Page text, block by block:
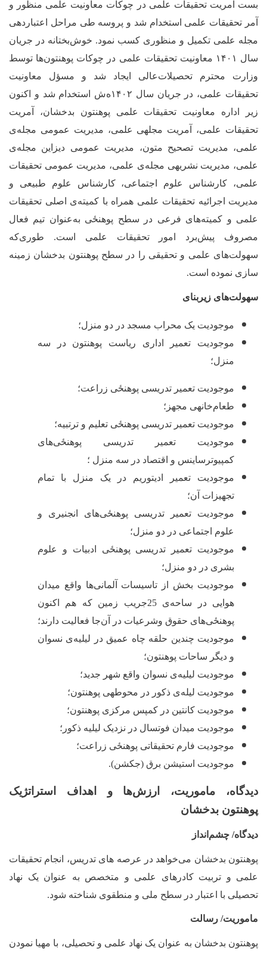
بست آمریت تحقیقات علمی در چوکات معاونیت علمی منظور و
آمر تحقیقات علمی استخدام شد و پروسه طی مراحل اعتباردهی
مجله علمی تکمیل و منظوری کسب نمود. خوش‌بختانه در جریان
سال ۱۴۰۱ معاونیت تحقیقات علمی در چوکات پوهنتون‌ها توسط
وزارت محترم تحصیلات‌عالی ایجاد شد و مسؤل معاونیت
تحقیقات علمی، در جریان سال ۱۴۰۲ه‌ش استخدام شد و اکنون
زیر اداره معاونیت تحقیقات علمی پوهنتون بدخشان، آمریت
تحقیقات علمی، آمریت مجله‏ی علمی، مدیریت عمومی مجلهی
علمی، مدیریت تصحیح متون، مدیریت عمومی دیزاین مجلهی
علمی، مدیریت نشریه‏ی مجلهی علمی، مدیریت عمومی تحقیقات
علمی، کارشناس علوم اجتماعی، کارشناس علوم طبیعی و
مدیریت اجرائیه تحقیقات علمی همراه با کمیته‌‌ی اصلی تحقیقات
علمی و کمیته‌های فرعی در سطح ‌پوهنځی به‌عنوان تیم فعال
مصروف پیشبرد امور تحقیقات علمی است. طوری‌که
سهولت‌های علمی و تحقیقی را در سطح پوهنتون بدخشان زمینه
سازی نموده است.
سهولتهای زیربنای
موجودیت یک محراب مسجد در دو منزل؛
موجودیت تعمیر اداری ریاست پوهنتون در سه
منزل؛
موجودیت تعمیر تدریسی ‌پوهنځی زراعت؛
طعامخانه‏ی مجهز؛
موجودیت تعمیر تدریسی ‌پوهنځی تعلیم و ترتبیه؛
موجودیت تعمیر تدریسی ‌پوهنځی‌های
کمپیوترساینس و اقتصاد در سه منزل ؛
موجودیت تعمیر ادیتوریم در یک منزل با تمام
تجهیزات آن؛
موجودیت تعمیر تدریسی ‌پوهنځی‌های انجنیری و
علوم اجتماعی در دو منزل؛
موجودیت تعمیر تدریسی ‌پوهنځی ادبیات و علوم
بشری در دو منزل؛
موجودیت بخش از تاسیسات آلمانی‌ها واقع میدان
هوایی در ساحه
ی 25جریب زمین که هم اکنون
‌پوهنځی‌های حقوق وشرعیات در آن‌جا فعالیت دارند؛
موجودیت چندین حلقه چاه عمیق در لیلیه‌ی نسوان
و دیگر ساحات پوهنتون؛
موجودیت لیلیه‌ی نسوان واقع شهر جدید؛
موجودیت لیلهی ذکور در محوطه‏ی پوهنتون؛
موجودیت کانتین در کمپس مرکزی پوهنتون؛
موجودیت میدان فوتسال در نزدیک لیلیه ذکور؛
موجودیت فارم تحقیقاتی ‌پوهنځی زراعت؛
موجودیت استیشن برق (جکشن).
دیدگاه، ماموریت، ارزش‌ها و اهداف استراتژیک
پوهنتون بدخشان
دیدگاه/ چشم‌انداز
پوهنتون بدخشان می‌خواهد در عرصه های تدریس، انجام تحقیقات
علمی و تربیت کادرهای علمی و متخصص به عنوان یک نهاد
تحصیلی با اعتبار در سطح ملی و منطقوی شناخته شود.
ماموریت/ رسالت
پوهنتون بدخشان به عنوان یک نهاد علمی و تحصیلی، با مهیا نمودن